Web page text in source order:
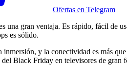
Ofertas en Telegram
una gran ventaja. Es rápido, fácil de
es sólido.
inmersión, y la conectividad es más
Black Friday en televisores de gran